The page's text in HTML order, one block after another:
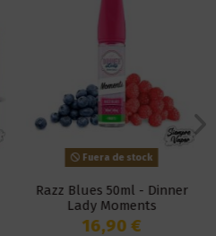
Fuera de stock
Razz Blues 50ml - Dinner
Lady Moments
16,90 €